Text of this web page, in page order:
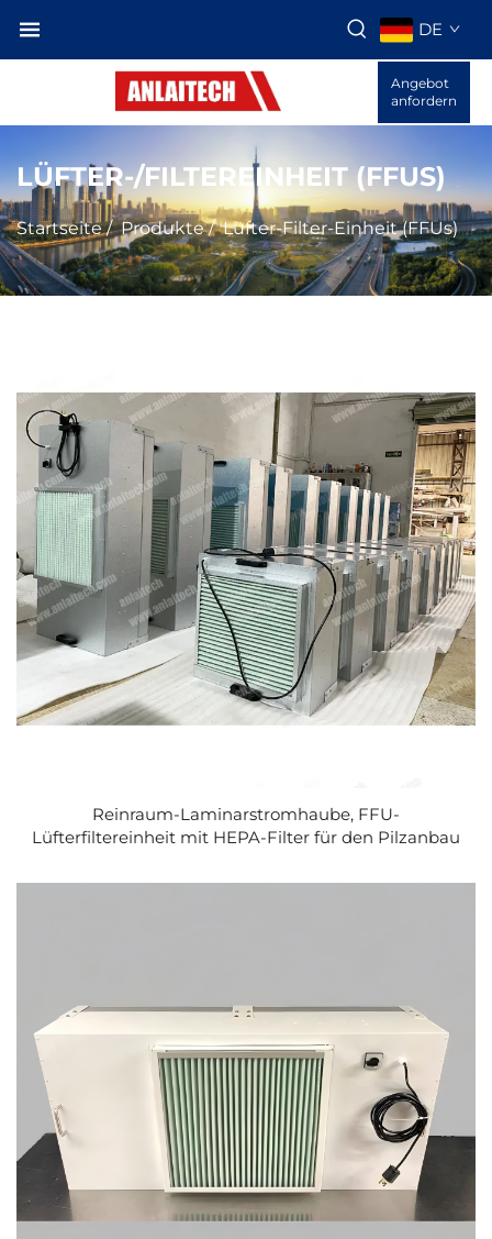
DE
Angebot
anfordern
LÜFTER-/FILTEREINHEIT (FFUS)
Startseite/Produkte/Lüfter-Filter-Einheit (FFUs)
Reinraum-Laminarstromhaube, FFU-
Lüfterfiltereinheit mit HEPA-Filter für den Pilzanbau